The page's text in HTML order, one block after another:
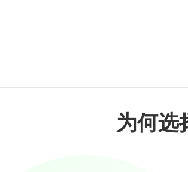
为何选